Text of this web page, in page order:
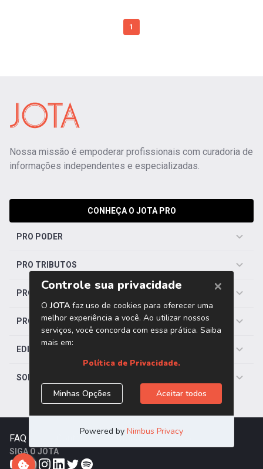
1
Nossa missão é empoderar profissionais com curadoria de
informações independentes e especializadas.
CONHEÇA O JOTA PRO
PRO PODER
PRO TRIBUTOS
PRO TRABALHISTA
PRO SAÚDE
EDITORIAS
SOBRE O JOTA
FAQ Trabalhe Conosco
SIGA O JOTA